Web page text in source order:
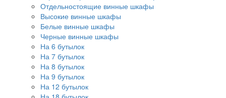
Отдельностоящие винные шкафы
Высокие винные шкафы
Белые винные шкафы
Черные винные шкафы
На 6 бутылок
На 7 бутылок
На 8 бутылок
На 9 бутылок
На 12 бутылок